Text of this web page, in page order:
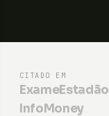
CITADO EM
ExameEstadão
InfoMoney